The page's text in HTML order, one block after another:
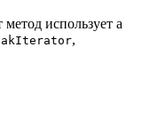
метод использует a
,